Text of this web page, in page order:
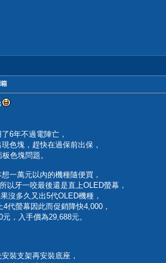
6年不過電陣亡，
色塊，趕快在過保前出保，
色塊問題。
一萬元以內的機種隨便買，
以牙一咬最後還是直上OLED螢幕，
沒多久又出5代OLED機種，
代螢幕因此而促銷降快4,000，
，入手價為29,688元。
裝支架再安裝底座，